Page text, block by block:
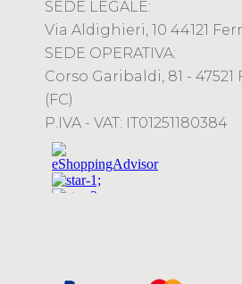
SEDE LEGALE:
Via Aldighieri, 10 44121
SEDE OPERATIVA:
Corso Garibaldi, 81 - 47521
(FC)
P.IVA - VAT: IT01251180384